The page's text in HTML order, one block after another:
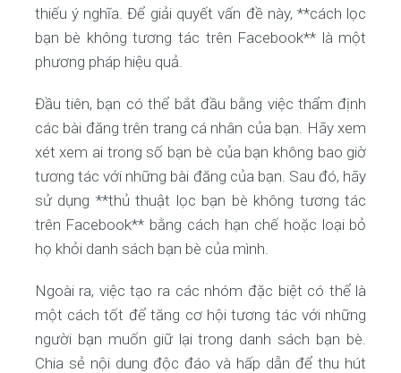
thiếu ý nghĩa. Để giải quyết vấn đề này, **cách lọc
bạn bè không tương tác trên Facebook** là một
phương pháp hiệu quả.
Đầu tiên, bạn có thể bắt đầu bằng việc thẩm định
các bài đăng trên trang cá nhân của bạn. Hãy xem
xét xem ai trong số bạn bè của bạn không bao giờ
tương tác với những bài đăng của bạn. Sau đó, hãy
sử dụng **thủ thuật lọc bạn bè không tương tác
trên Facebook** bằng cách hạn chế hoặc loại bỏ
họ khỏi danh sách bạn bè của mình.
Ngoài ra, việc tạo ra các nhóm đặc biệt có thể là
một cách tốt để tăng cơ hội tương tác với những
người bạn muốn giữ lại trong danh sách bạn bè.
Chia sẻ nội dung độc đáo và hấp dẫn để thu hút